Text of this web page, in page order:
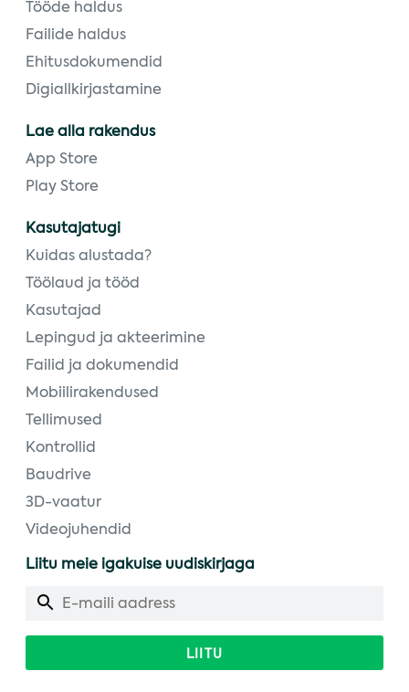
Tööde haldus
Failide haldus
Ehitusdokumendid
Digiallkirjastamine
Lae alla rakendus
App Store
Play Store
Kasutajatugi
Kuidas alustada?
Töölaud ja tööd
Kasutajad
Lepingud ja akteerimine
Failid ja dokumendid
Mobiilirakendused
Tellimused
Kontrollid
Baudrive
3D-vaatur
Videojuhendid
Liitu meie igakuise uudiskirjaga